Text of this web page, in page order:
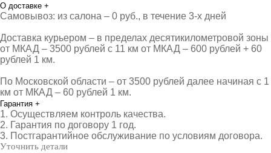
О доставке +
Самовывоз: из салона – 0 руб., в течение 3-х дней
Доставка курьером – в пределах десятикилометровой зоны
от МКАД – 3500 рублей с 11 км от МКАД – 600 рублей + 60
рублей 1 км.
По Московской области – от 3500 рублей далее начиная с 1
км от МКАД – 60 рублей 1 км.
Гарантия +
1. Осуществляем контроль качества.
2. Гарантия по договору 1 год.
3. Постгарантийное обслуживание по условиям договора.